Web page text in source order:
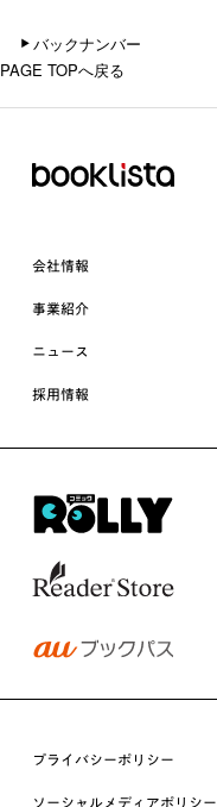
バックナンバー
PAGE TOPへ戻る
会社情報
事業紹介
ニュース
採用情報
プライバシーポリシー
ソーシャルメディアポリシー